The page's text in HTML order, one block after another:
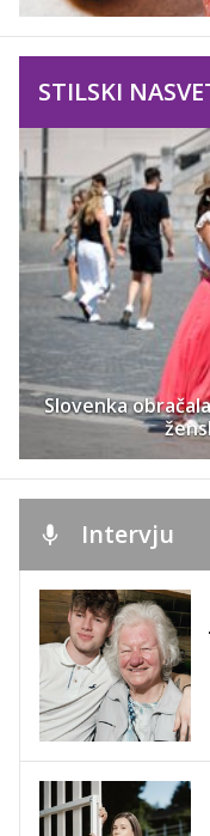
STILSKI
Slovenka
Intervju